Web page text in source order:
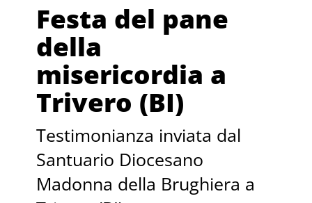
Festa del pane
della
misericordia a
Trivero (BI)
Testimonianza inviata dal
Santuario Diocesano
Madonna della Brughiera a